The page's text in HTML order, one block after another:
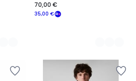
35,00 €
70,00 €